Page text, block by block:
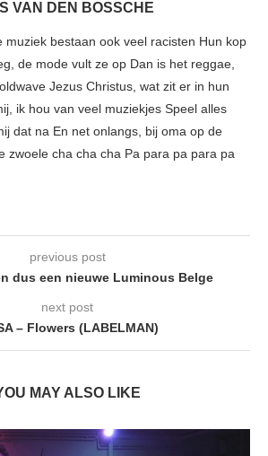
VAN DEN BOSSCHE
muziek bestaan ook veel racisten Hun kop
de mode vult ze op Dan is het reggae,
Jezus Christus, wat zit er in hun
ik hou van veel muziekjes Speel alles
dat na En net onlangs, bij oma op de
zwoele cha cha cha Pa para pa para pa
previous post
dus een nieuwe Luminous Belge
next post
– Flowers (LABELMAN)
MAY ALSO LIKE